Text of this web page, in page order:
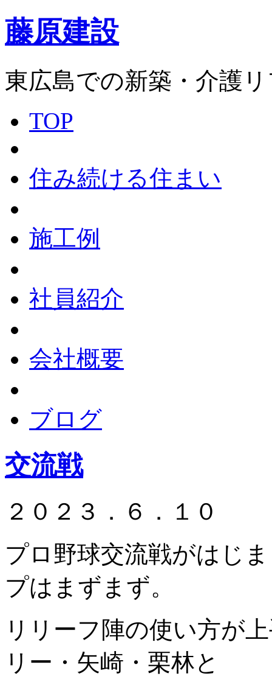
藤原建設
東広島での新築・介護
TOP
住み続ける住まい
施工例
社員紹介
会社概要
ブログ
交流戦
２０２３．６．１０
プロ野球交流戦がはじ
プはまずまず。
リリーフ陣の使い方が
リー・矢崎・栗林と